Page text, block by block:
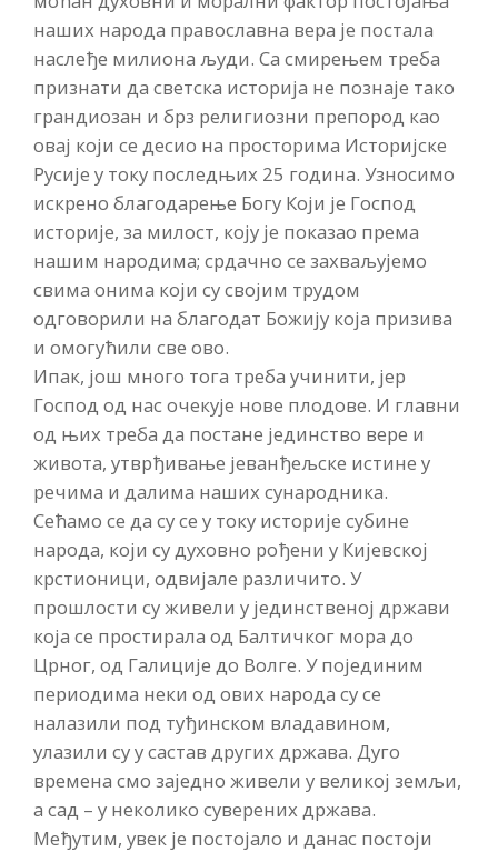
наших народа православна вера је постала
наслеђе милиона људи. Са смирењем треба
признати да светска историја не познаје тако
грандиозан и брз религиозни препород као
овај који се десио на просторима Историјске
Русије у току последњих 25 година. Узносимо
искрено благодарење Богу Који је Господ
историје, за милост, коју је показао према
нашим народима; срдачно се захваљујемо
свима онима који су својим трудом
одговорили на благодат Божију која призива
и омогућили све ово.
Ипак, још много тога треба учинити, јер
Господ од нас очекује нове плодове. И главни
од њих треба да постане јединство вере и
живота, утврђивање јеванђељске истине у
речима и далима наших сународника.
Сећамо се да су се у току историје субине
народа, који су духовно рођени у Кијевској
крстионици, одвијале различито. У
прошлости су живели у јединственој држави
која се простирала од Балтичког мора до
Црног, од Галиције до Волге. У појединим
периодима неки од ових народа су се
налазили под туђинском владавином,
улазили су у састав других држава. Дуго
времена смо заједно живели у великој земљи,
а сад – у неколико суверених држава.
Међутим, увек је постојало и данас постоји